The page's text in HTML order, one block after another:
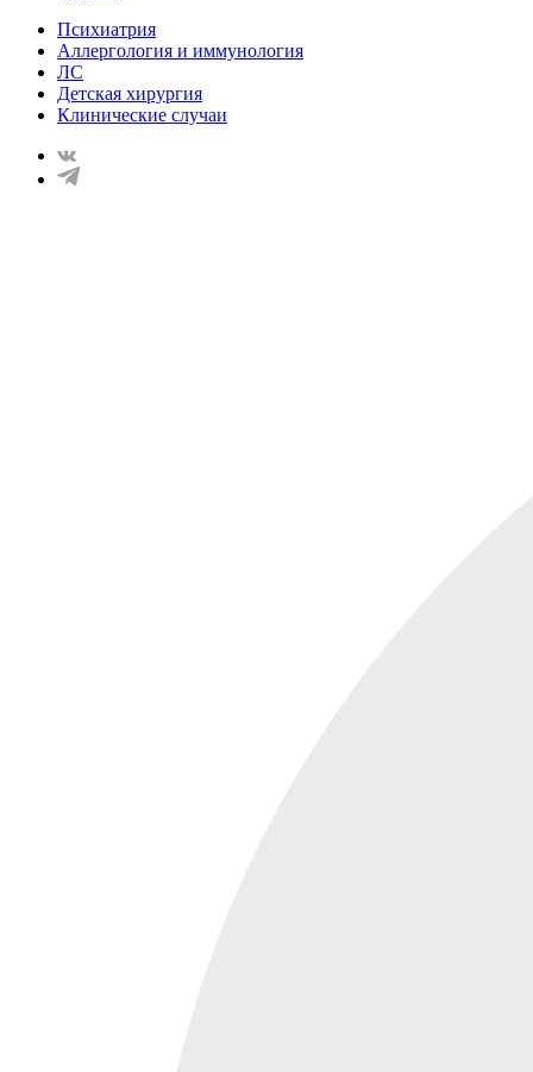
Психиатрия
Аллергология и иммунология
ЛС
Детская хирургия
Клинические случаи